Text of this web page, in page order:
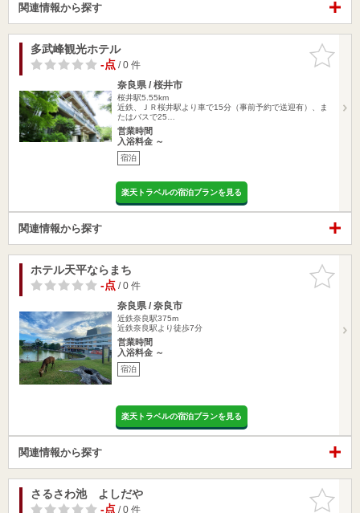
関連情報から探す
お気に入
りに追加
多武峰観光ホテル
-点/ 0 件
奈良県 / 桜井市
桜井駅5.55km
近鉄、ＪＲ桜井駅より車で15分（事前予約で送迎有）、ま
たはバスで25…
営業時間
入浴料金 ～
宿泊
楽天トラベルの宿泊プランを見る
関連情報から探す
お気に入
りに追加
ホテル天平ならまち
-点/ 0 件
奈良県 / 奈良市
近鉄奈良駅375m
近鉄奈良駅より徒歩7分
営業時間
入浴料金 ～
宿泊
楽天トラベルの宿泊プランを見る
関連情報から探す
お気に入
りに追加
さるさわ池 よしだや
-点/ 0 件